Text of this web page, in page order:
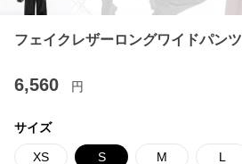
フェイクレザーロングワイドパンツ
6,560 円
サイズ
XS S M L